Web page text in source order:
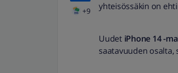
+9
yhteisössäkin on
Uudet iPhone 14 -
saatavuuden osalta,